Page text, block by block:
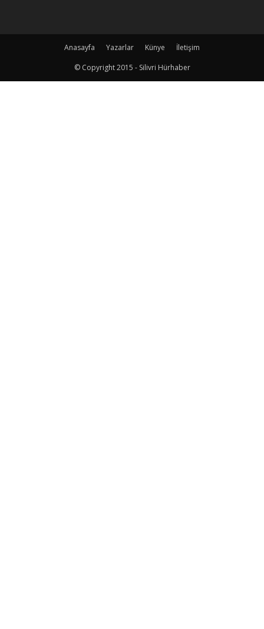
Anasayfa Yazarlar Künye
İletişim
© Copyright 2015 - Silivri Hürhaber